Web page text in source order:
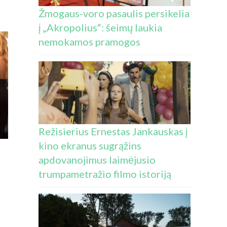
Žmogaus-voro pasaulis persikelia
į „Akropolius“: šeimų laukia
nemokamos pramogos
Režisierius Ernestas Jankauskas į
kino ekranus sugrąžins
apdovanojimus laimėjusio
trumpametražio filmo istoriją